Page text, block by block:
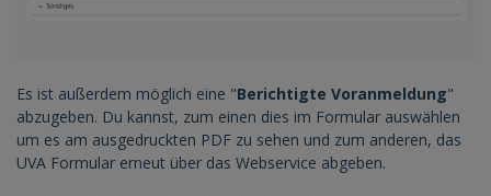
Es ist außerdem möglich eine "Berichtigte Voranmeldung"
abzugeben. Du kannst, zum einen dies im Formular auswählen
um es am ausgedruckten PDF zu sehen und zum anderen, das
UVA Formular erneut über das Webservice abgeben.